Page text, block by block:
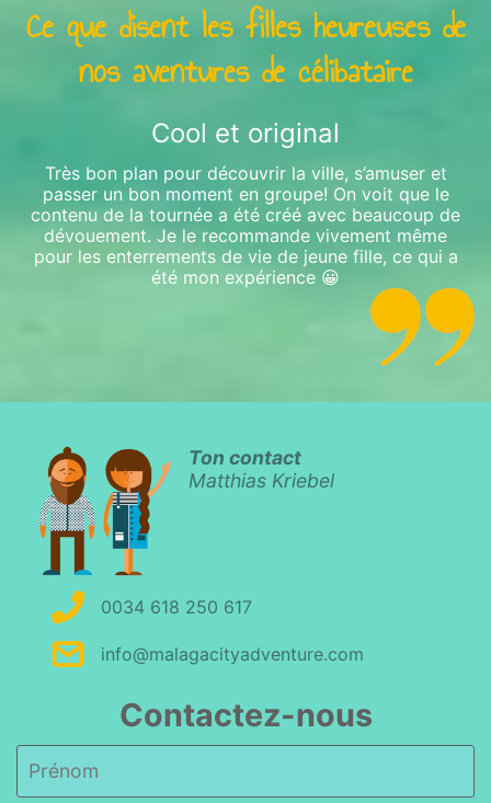
Ce que disent les filles heureuses de
nos aventures de célibataire
Cool et original
Très bon plan pour découvrir la ville, s’amuser et
passer un bon moment en groupe! On voit que le
contenu de la tournée a été créé avec beaucoup de
dévouement. Je le recommande vivement même
pour les enterrements de vie de jeune fille, ce qui a
été mon expérience 😀
Ton contact
Matthias Kriebel
0034 618 250 617
info@malagacityadventure.com
Contactez-nous